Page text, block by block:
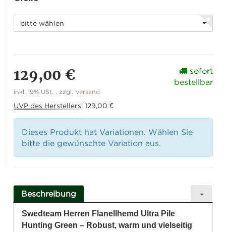
bitte wählen
129,00 €
inkl. 19% USt. , zzgl.Versand
UVP des Herstellers:129,00 €
sofort
bestellbar
Dieses Produkt hat Variationen. Wählen Sie
bitte die gewünschte Variation aus.
Beschreibung
Swedteam Herren Flanellhemd Ultra Pile
Hunting Green – Robust, warm und vielseitig